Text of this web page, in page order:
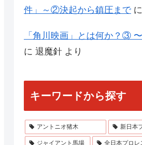
件」～②決起から鎮圧までに
「角川映画」とは何か？③
に 退魔針 より
キーワードから探す
アントニオ猪木 新日本
ジャイアント馬場 全日本プロレ